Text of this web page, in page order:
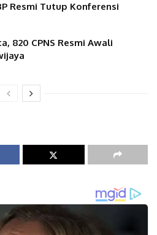
Resmi Tutup Konferensi
820 CPNS Resmi Awali